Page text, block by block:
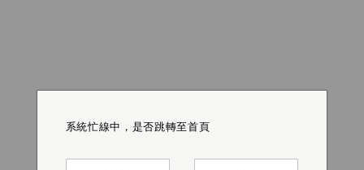
系統忙線中，是否跳轉至首頁
系統忙線中，是否跳轉至首頁
系統忙線中，是否跳轉至首頁
系統忙線中，是否跳轉至首頁
系統忙線中，是否跳轉至首頁